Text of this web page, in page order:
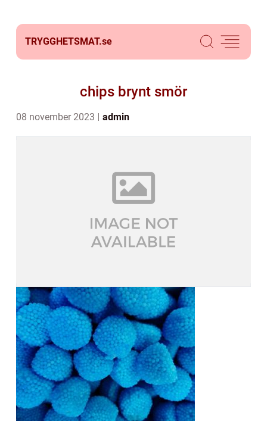
TRYGGHETSMAT.se
chips brynt smör
08 november 2023 admin